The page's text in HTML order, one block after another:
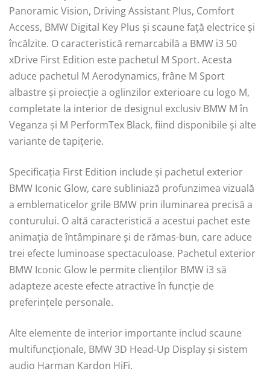
Panoramic Vision, Driving Assistant Plus, Comfort
Access, BMW Digital Key Plus și scaune față electrice și
încălzite. O caracteristică remarcabilă a BMW i3 50
xDrive First Edition este pachetul M Sport. Acesta
aduce pachetul M Aerodynamics, frâne M Sport
albastre și proiecție a oglinzilor exterioare cu logo M,
completate la interior de designul exclusiv BMW M în
Veganza și M PerformTex Black, fiind disponibile și alte
variante de tapițerie.
Specificația First Edition include și pachetul exterior
BMW Iconic Glow, care subliniază profunzimea vizuală
a emblematicelor grile BMW prin iluminarea precisă a
conturului. O altă caracteristică a acestui pachet este
animația de întâmpinare și de rămas-bun, care aduce
trei efecte luminoase spectaculoase. Pachetul exterior
BMW Iconic Glow le permite clienților BMW i3 să
adapteze aceste efecte atractive în funcție de
preferințele personale.
Alte elemente de interior importante includ scaune
multifuncționale, BMW 3D Head-Up Display și sistem
audio Harman Kardon HiFi.